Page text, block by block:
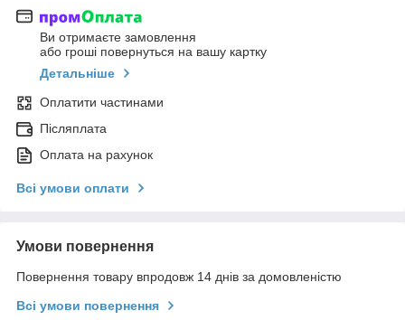
Ви отримаєте замовлення
або гроші повернуться на вашу картку
Детальніше
Оплатити частинами
Післяплата
Оплата на рахунок
Всі умови оплати
Умови повернення
Повернення товару впродовж 14 днів за домовленістю
Всі умови повернення